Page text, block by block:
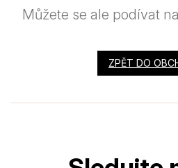
Můžete se ale podívat
ZPĚT DO